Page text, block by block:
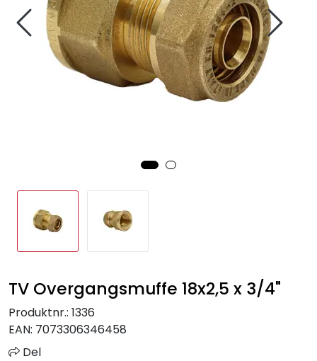
TV Overgangsmuffe 18x2,5 x 3/4"
Produktnr.: 1336
EAN: 7073306346458
Del
Snøsmelt
Sprinkler
Varmeanlegg
Outlet
Utgått av sortiment
Kontakt oss